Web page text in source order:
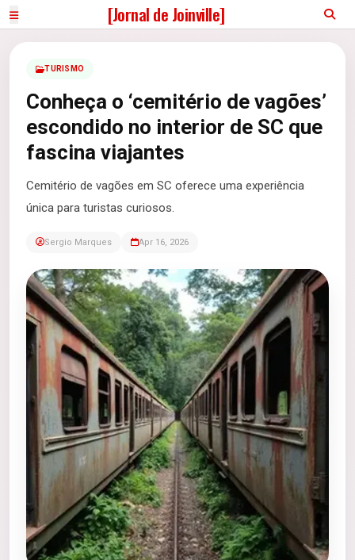
[Jornal de Joinville]
TURISMO
Conheça o ‘cemitério de vagões’
escondido no interior de SC que
fascina viajantes
Cemitério de vagões em SC oferece uma experiência
única para turistas curiosos.
Sergio Marques Apr 16, 2026